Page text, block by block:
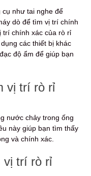
cụ như tai nghe để
dò để tìm vị trí chính
trí chính xác của rò rỉ
các thiết bị khác
độ ẩm để giúp bạn
vị trí rò rỉ
nước chảy trong ống
này giúp bạn tìm thấy
và chính xác.
vị trí rò rỉ